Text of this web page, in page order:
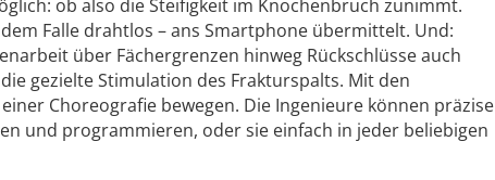
ob also die Steifigkeit im Knochenbruch zunimmt.
Falle drahtlos – ans Smartphone übermittelt. Und:
über Fächergrenzen hinweg Rückschlüsse auch
gezielte Stimulation des Frakturspalts. Mit den
Choreografie bewegen. Die Ingenieure können präzise
und programmieren, oder sie einfach in jeder beliebigen